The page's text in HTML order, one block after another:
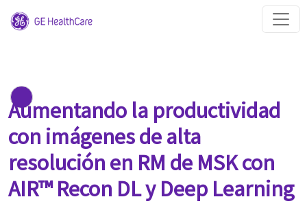
Aumentando la productividad
con imágenes de alta
resolución en RM de MSK con
AIR™ Recon DL y Deep Learning